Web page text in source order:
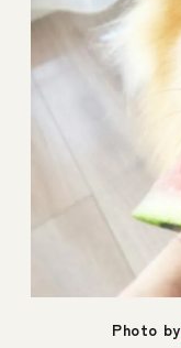
Photo by